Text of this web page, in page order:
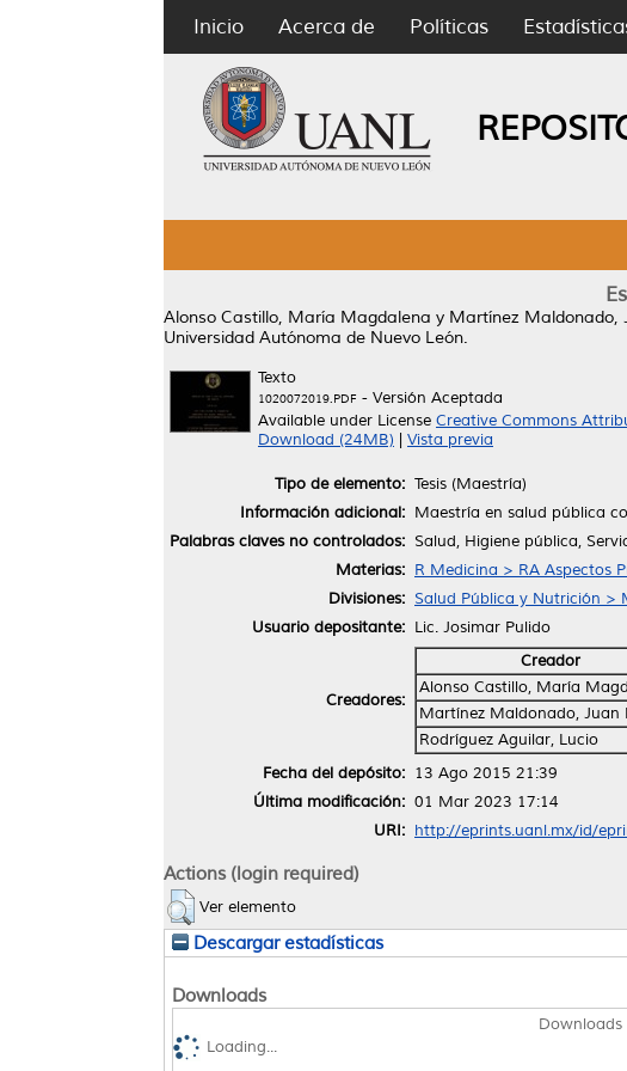
Inicio Acerca de Políticas
Alonso Castillo, María Magdalena y Martínez Maldonado,
Universidad Autónoma de Nuevo León.
Texto
1020072019.PDF - Versión Aceptada
Available under License Creative Commons
Download (24MB)
Vista previa
Tipo de elemento: Tesis (Maestría)
Información adicional: Maestría en salud pública
Palabras claves no controlados: Salud, Higiene pública,
Materias: R Medicina > RA Aspectos
Divisiones: Salud Pública y Nutrición >
Usuario depositante: Lic. Josimar Pulido
Creadores:
Creador
Alonso Castillo, María
Martínez Maldonado, Juan
Rodríguez Aguilar, Lucio
Fecha del depósito: 13 Ago 2015 21:39
Última modificación: 01 Mar 2023 17:14
URI: http://eprints.uanl.mx/id/
Actions (login required)
Ver elemento
Descargar estadísticas
Downloads
Loading...